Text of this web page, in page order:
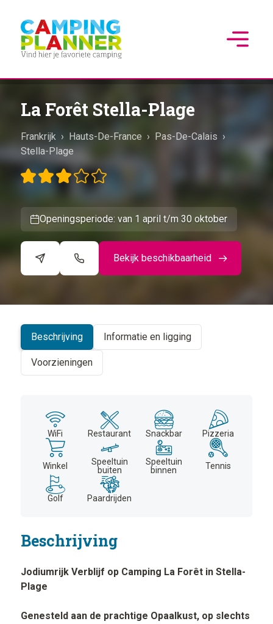
La Forêt Stella-Plage
Frankrijk › Hauts-De-France › Pas-De-Calais ›
Stella-Plage
Openingsperiode: van 1 april t/m 30 oktober
Bekijk beschikbaarheid
+
Beschrijving Informatie en ligging
Voorzieningen
WiFi Restaurant Snackbar Pizzeria
Winkel
Speeltuin
buiten
Speeltuin
binnen
Tennis
Golf Paardrijden
Beschrijving
Jodiumrijk Verblijf op Camping La Forêt in Stella-
Plage
Genesteld aan de prachtige Opaalkust, op slechts